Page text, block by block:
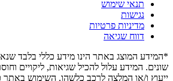
תנאי שימוש
נגישות
מדיניות פרטיות
דווח שגיאה
*המידע המוצג באתר הינו מידע כללי בלבד
שונים. המידע עלול להכיל שגיאות, ליקויים
ייעוץ ו/או המלצה לרכב כלשהו. השימוש באתר